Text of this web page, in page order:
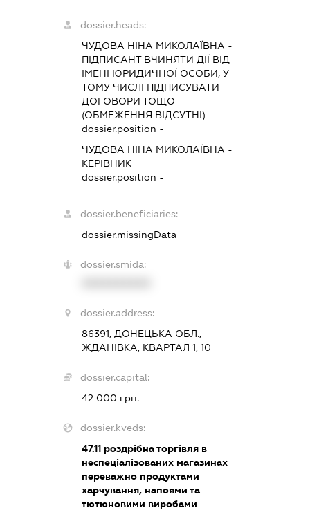
dossier.heads:
ЧУДОВА НІНА МИКОЛАЇВНА -
ПІДПИСАНТВЧИНЯТИ ДІЇ ВІД
ІМЕНІ ЮРИДИЧНОЇ ОСОБИ, У
ТОМУ ЧИСЛІ ПІДПИСУВАТИ
ДОГОВОРИ ТОЩО
(ОБМЕЖЕННЯ ВІДСУТНІ)
dossier.position -
ЧУДОВА НІНА МИКОЛАЇВНА -
КЕРІВНИК
dossier.position -
dossier.beneficiaries:
dossier.missingData
dossier.smida:
dossier.address:
86391, ДОНЕЦЬКА ОБЛ.,
ЖДАНІВКА, КВАРТАЛ 1, 10
dossier.capital:
42 000 грн.
dossier.kveds:
47.11 роздрібна торгівля в
неспеціалізованих магазинах
переважно продуктами
харчування, напоями та
тютюновими виробами